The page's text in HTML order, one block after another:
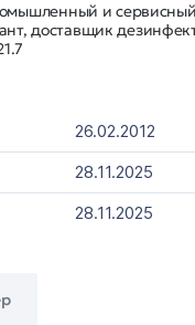
и
доставщик
26.02.2012
28.11.2025
28.11.2025